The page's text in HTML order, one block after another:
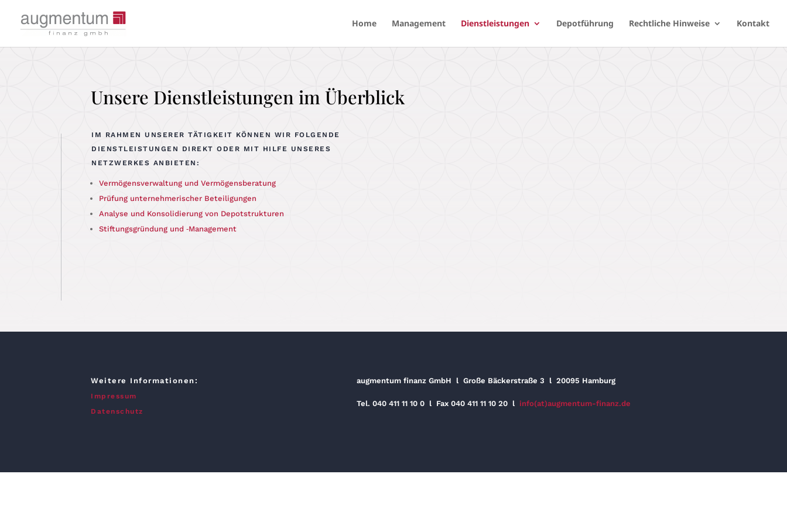
Home Management Dienstleistungen Depotführung Rechtliche Hinweise Kontakt
Unsere Dienstleistungen im Überblick
IM RAHMEN UNSERER TÄTIGKEIT KÖNNEN WIR FOLGENDE
DIENSTLEISTUNGEN DIREKT ODER MIT HILFE UNSERES
NETZWERKES ANBIETEN:
Ver­mö­gens­ver­wal­tung und Vermögensberatung
Prü­fung unter­neh­me­ri­scher Beteiligungen
Ana­ly­se und Kon­so­li­die­rung von Depotstrukturen
Stif­tungs­grün­dung und ‑Manage­ment
Weitere Informationen:
Impressum
Datenschutz
augmentum finanz GmbH l Große Bäckerstraße 3 l 20095 Hamburg
Tel. 040 411 11 10 0 l Fax 040 411 11 10 20 l info(at)augmentum-finanz.de